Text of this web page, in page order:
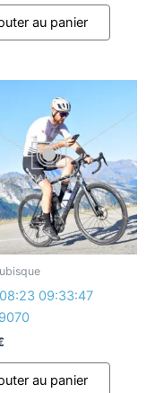
au panier
09:33:47
au panier